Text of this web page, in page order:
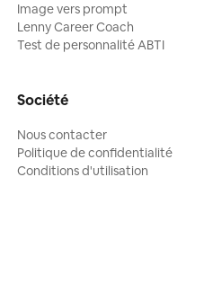
Image vers prompt
Lenny Career Coach
Test de personnalité ABTI
Société
Nous contacter
Politique de confidentialité
Conditions d'utilisation